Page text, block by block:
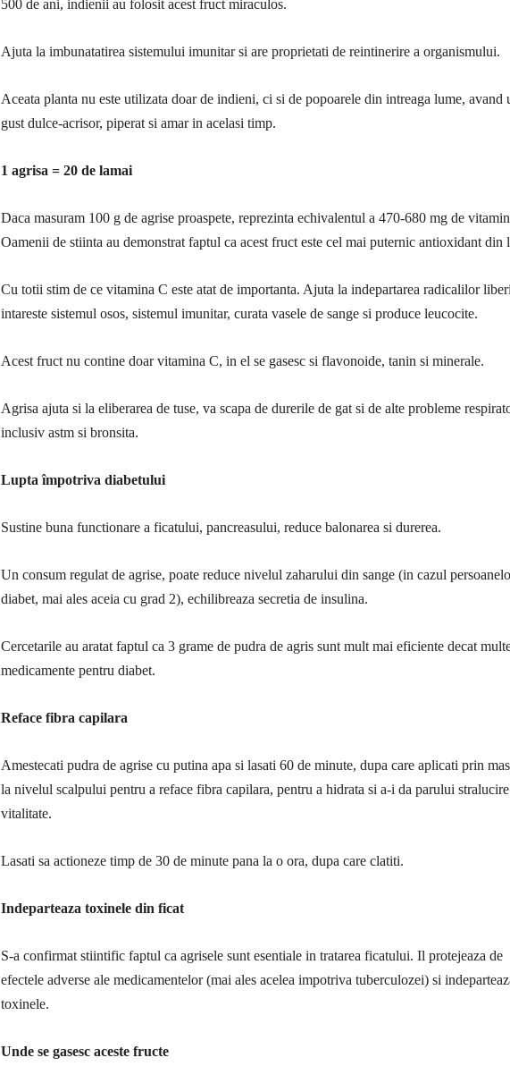
500 de ani, indienii au folosit acest fruct miraculos.
Ajuta la imbunatatirea sistemului imunitar si are proprietati de reintinerire a organismului.
Aceata planta nu este utilizata doar de indieni, ci si de popoarele din intreaga lume, avand
gust dulce-acrisor, piperat si amar in acelasi timp.
1 agrisa = 20 de lamai
Daca masuram 100 g de agrise proaspete, reprezinta echivalentul a 470-680 mg de
Oamenii de stiinta au demonstrat faptul ca acest fruct este cel mai puternic antioxidant din
Cu totii stim de ce vitamina C este atat de importanta. Ajuta la indepartarea radicalilor
intareste sistemul osos, sistemul imunitar, curata vasele de sange si produce leucocite.
Acest fruct nu contine doar vitamina C, in el se gasesc si flavonoide, tanin si minerale.
Agrisa ajuta si la eliberarea de tuse, va scapa de durerile de gat si de alte probleme
inclusiv astm si bronsita.
Lupta împotriva diabetului
Sustine buna functionare a ficatului, pancreasului, reduce balonarea si durerea.
Un consum regulat de agrise, poate reduce nivelul zaharului din sange (in cazul
diabet, mai ales aceia cu grad 2), echilibreaza secretia de insulina.
Cercetarile au aratat faptul ca 3 grame de pudra de agris sunt mult mai eficiente decat
medicamente pentru diabet.
Reface fibra capilara
Amestecati pudra de agrise cu putina apa si lasati 60 de minute, dupa care aplicati prin
la nivelul scalpului pentru a reface fibra capilara, pentru a hidrata si a-i da parului
vitalitate.
Lasati sa actioneze timp de 30 de minute pana la o ora, dupa care clatiti.
Indeparteaza toxinele din ficat
S-a confirmat stiintific faptul ca agrisele sunt esentiale in tratarea ficatului. Il protejeaza de
efectele adverse ale medicamentelor (mai ales acelea impotriva tuberculozei) si
toxinele.
Unde se gasesc aceste fructe